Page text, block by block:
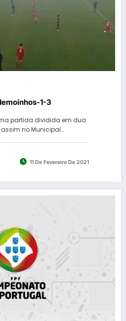
1-3
partida dividida em dua
no Municipal…
11 De Fevereiro De 2021